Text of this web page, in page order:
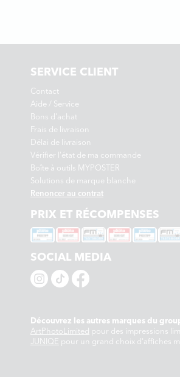
PRIX ET RÉCOMPENSES
SERVICE CLIENT
Contact
Aide / Service
Bons d'achat
Frais de livraison
Délai de livraison
Vérifier l'état de ma commande
Boîte à outils MYPOSTER
Solutions de marque blanche
Renoncer au contrat
SOCIAL MEDIA
Découvrez les autres marques du
ArtPhotoLimited pour des impressions
JUNIQE pour un grand choix d'affiches